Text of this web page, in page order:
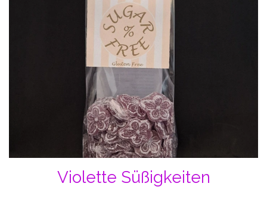
Violette Süßigkeiten